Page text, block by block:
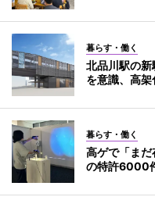
暮らす・働く
北品川駅の
を意識、高
暮らす・働く
高ゲで「ま
の特許6000